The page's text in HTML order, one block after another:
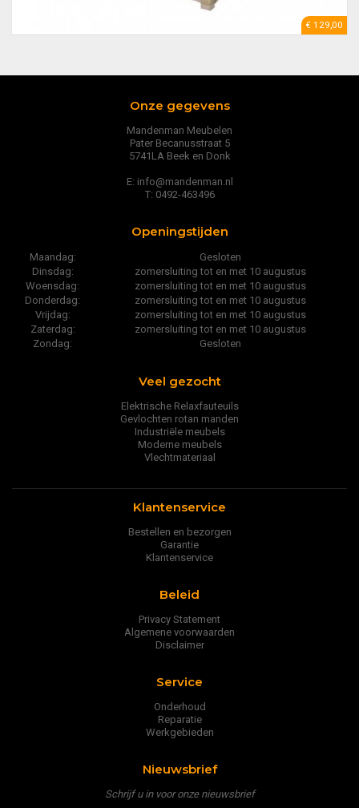
€ 129,00
Onze gegevens
Mandenman Meubelen
Pater Becanusstraat 5
5741LA Beek en Donk
E: info@mandenman.nl
T: 0492-463496
Openingstijden
Maandag:
Gesloten
Dinsdag:
zomersluiting tot en met 10 augustus
Woensdag:
zomersluiting tot en met 10 augustus
Donderdag:
zomersluiting tot en met 10 augustus
Vrijdag:
zomersluiting tot en met 10 augustus
Zaterdag:
zomersluiting tot en met 10 augustus
Zondag:
Gesloten
Veel gezocht
Elektrische Relaxfauteuils
Gevlochten rotan manden
Industriële meubels
Moderne meubels
Vlechtmateriaal
Klantenservice
Bestellen en bezorgen
Garantie
Klantenservice
Beleid
Privacy Statement
Algemene voorwaarden
Disclaimer
Service
Onderhoud
Reparatie
Werkgebieden
Nieuwsbrief
Schrijf u in voor onze nieuwsbrief